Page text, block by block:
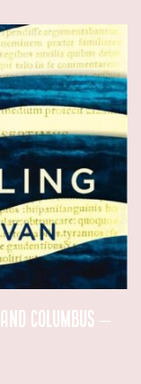
Columbus –